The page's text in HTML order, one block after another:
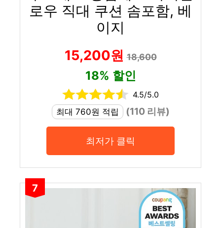
로우 직대 쿠션 솜포함, 베
이지
15,200원18,600
18% 할인
4.5/5.0
최대 760원 적립
(110 리뷰)
최저가 클릭
7